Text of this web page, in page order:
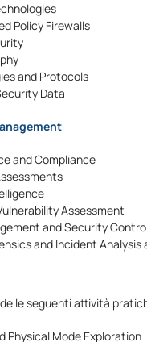
Policy Firewalls
and Protocols
Data
and Compliance
Assessment
and Security
and Incident Analysis
le seguenti attività
Physical Mode Exploration